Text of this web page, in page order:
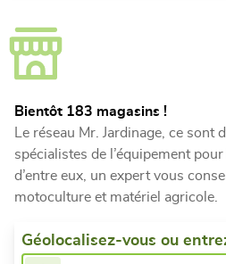
Bientôt 183 magasins !
Le réseau Mr. Jardinage, ce sont
spécialistes de l’équipement
d’entre eux, un expert vous
motoculture et matériel agricole.
Géolocalisez-vous ou